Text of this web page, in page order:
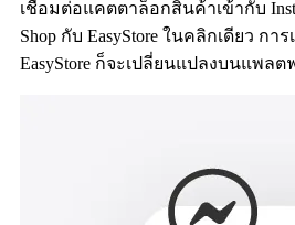
เชื่อมต่อแคตตาล็อกสินค้าเข้ากับ
Shop กับ EasyStore ในคลิกเดียว ก
EasyStore ก็จะเปลี่ยนแปลงบนแพล